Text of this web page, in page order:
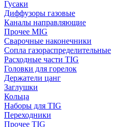
Гусаки
Диффузоры газовые
Каналы направляющие
Прочее MIG
Сварочные наконечники
Сопла газораспределительные
Расходные части TIG
Головки для горелок
Держатели цанг
Заглушки
Кольца
Наборы для TIG
Переходники
Прочее TIG